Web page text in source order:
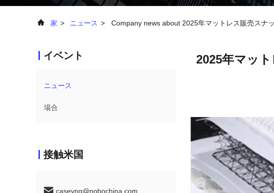
家 > ニュース > Company news about 2025年マットレス販売スナ
イベント
ニュース
場合
接触米国
caseyng@nobochina.com
2025年マッ